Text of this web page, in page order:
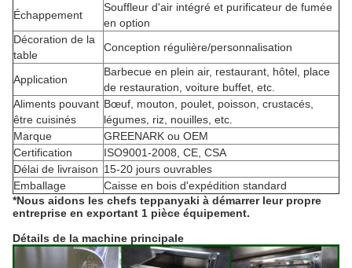
Échappement
Souffleur d'air intégré et purificateur de fumée
en option
Décoration de la
table
Conception régulière/personnalisation
Application
Barbecue en plein air, restaurant, hôtel, place
de restauration, voiture buffet, etc.
Aliments pouvant
être cuisinés
Bœuf, mouton, poulet, poisson, crustacés,
légumes, riz, nouilles, etc.
Marque
GREENARK ou OEM
Certification
ISO9001-2008, CE, CSA
Délai de livraison 15-20 jours ouvrables
Emballage
Caisse en bois d'expédition standard
*Nous aidons les chefs teppanyaki à démarrer leur propre
entreprise en exportant 1 pièce équipement.
Détails de la machine principale